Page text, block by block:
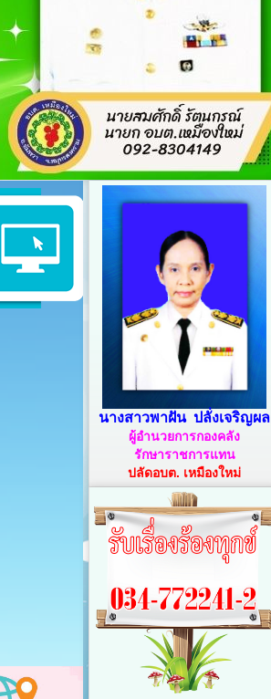
นางสาวพาฝัน ปลั่งเจริญผล
ผู้อำนวยการกองคลัง
รักษาราชการแทน
ปลัดอบต. เหมืองใหม่